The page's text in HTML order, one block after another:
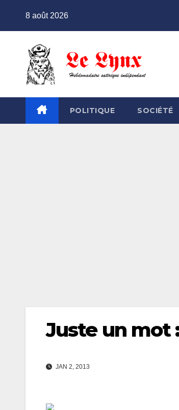
8 août 2026
POLITIQUE SOCIÉTÉ
Juste un mot
JAN 2, 2013